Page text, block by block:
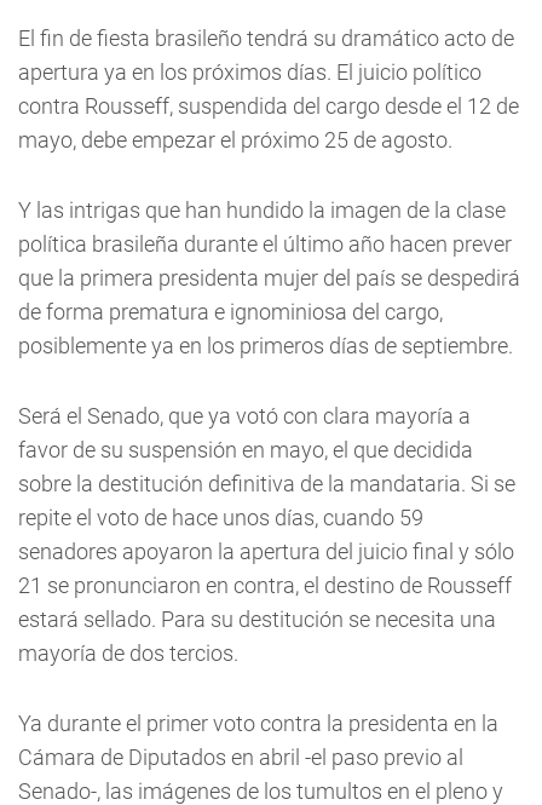
El fin de fiesta brasileño tendrá su dramático acto de
apertura ya en los próximos días. El juicio político
contra Rousseff, suspendida del cargo desde el 12 de
mayo, debe empezar el próximo 25 de agosto.
Y las intrigas que han hundido la imagen de la clase
política brasileña durante el último año hacen prever
que la primera presidenta mujer del país se despedirá
de forma prematura e ignominiosa del cargo,
posiblemente ya en los primeros días de septiembre.
Será el Senado, que ya votó con clara mayoría a
favor de su suspensión en mayo, el que decidida
sobre la destitución definitiva de la mandataria. Si se
repite el voto de hace unos días, cuando 59
senadores apoyaron la apertura del juicio final y sólo
21 se pronunciaron en contra, el destino de Rousseff
estará sellado. Para su destitución se necesita una
mayoría de dos tercios.
Ya durante el primer voto contra la presidenta en la
Cámara de Diputados en abril -el paso previo al
Senado-, las imágenes de los tumultos en el pleno y